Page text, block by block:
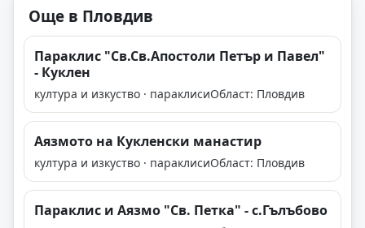
Още в Пловдив
Параклис "Св.Св.Апостоли Петър и Павел"
- Куклен
култура и изкуство · параклисиОбласт: Пловдив
Аязмото на Кукленски манастир
култура и изкуство · параклисиОбласт: Пловдив
Параклис и Аязмо "Св. Петка" - с.Гълъбово